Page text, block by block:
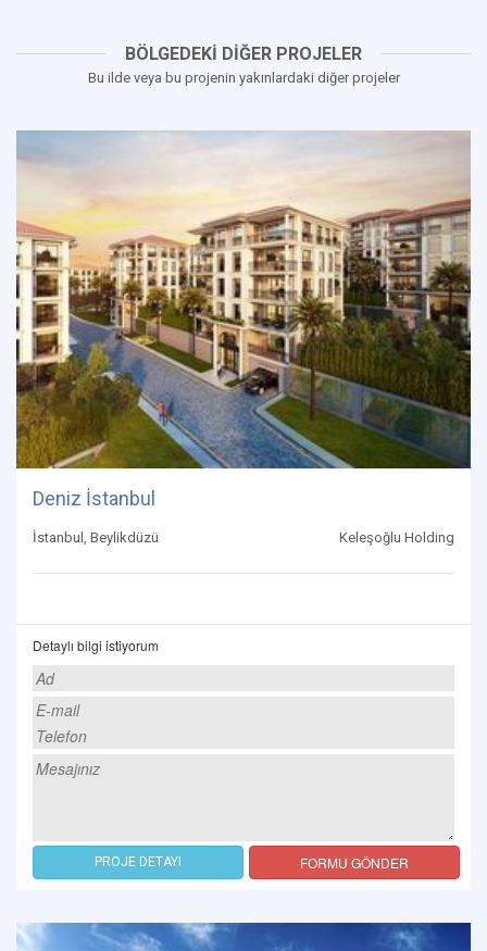
BÖLGEDEKİ DİĞER PROJELER
Bu ilde veya bu projenin yakınlardaki diğer projeler
Deniz İstanbul
İstanbul, Beylikdüzü Keleşoğlu Holding
Detaylı bilgi istiyorum
PROJE DETAYI FORMU GÖNDER